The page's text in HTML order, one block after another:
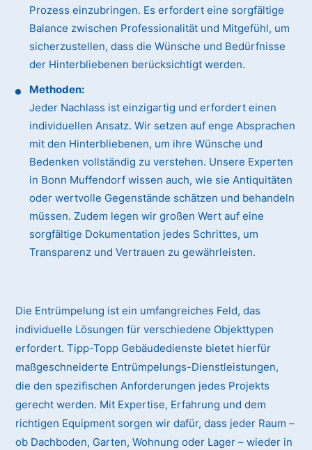
Prozess einzubringen. Es erfordert eine sorgfältige
Balance zwischen Professionalität und Mitgefühl, um
sicherzustellen, dass die Wünsche und Bedürfnisse
der Hinterbliebenen berücksichtigt werden.
Methoden:
Jeder Nachlass ist einzigartig und erfordert einen
individuellen Ansatz. Wir setzen auf enge Absprachen
mit den Hinterbliebenen, um ihre Wünsche und
Bedenken vollständig zu verstehen. Unsere Experten
in Bonn Muffendorf wissen auch, wie sie Antiquitäten
oder wertvolle Gegenstände schätzen und behandeln
müssen. Zudem legen wir großen Wert auf eine
sorgfältige Dokumentation jedes Schrittes, um
Transparenz und Vertrauen zu gewährleisten.
Die Entrümpelung ist ein umfangreiches Feld, das
individuelle Lösungen für verschiedene Objekttypen
erfordert. Tipp-Topp Gebäudedienste bietet hierfür
maßgeschneiderte Entrümpelungs-Dienstleistungen,
die den spezifischen Anforderungen jedes Projekts
gerecht werden. Mit Expertise, Erfahrung und dem
richtigen Equipment sorgen wir dafür, dass jeder Raum –
ob Dachboden, Garten, Wohnung oder Lager – wieder in